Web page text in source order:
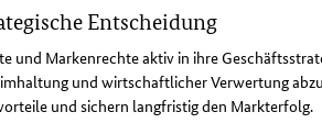
Entscheidung
und Markenrechte aktiv in ihre
und wirtschaftlicher Verwertung
und sichern langfristig den Markterfolg.